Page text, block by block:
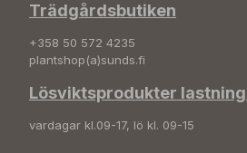
Trädgårdsbutiken
+358 50 572 4235
plantshop(a)sunds.fi
Lösviktsprodukter
vardagar kl.09-17, lö kl. 09-15